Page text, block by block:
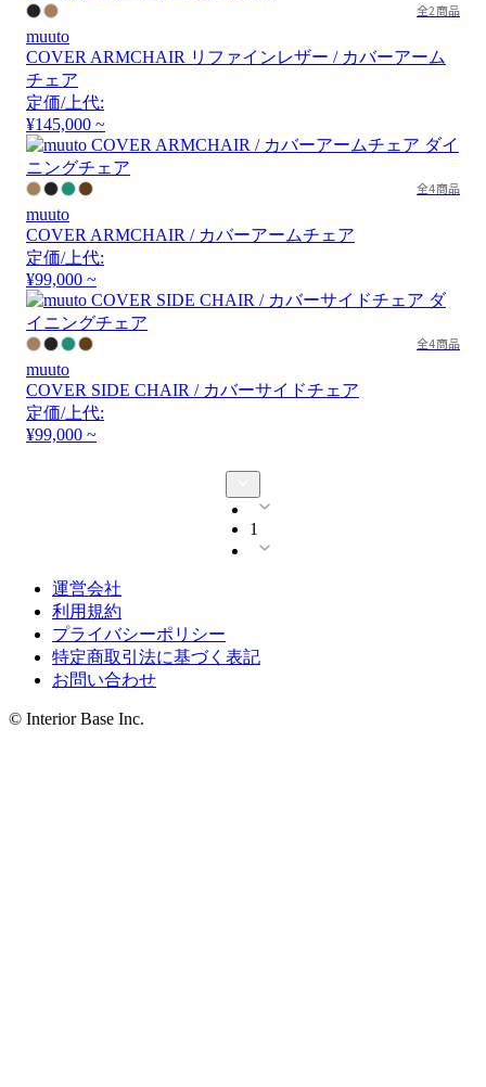
全2商品
muuto
COVER ARMCHAIR リファインレザー / カバーアーム
チェア
定価/上代:
¥145,000 ~
全4商品
muuto
COVER ARMCHAIR / カバーアームチェア
定価/上代:
¥99,000 ~
全4商品
muuto
COVER SIDE CHAIR / カバーサイドチェア
定価/上代:
¥99,000 ~
1
運営会社
利用規約
プライバシーポリシー
特定商取引法に基づく表記
お問い合わせ
© Interior Base Inc.